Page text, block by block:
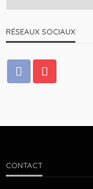
RÉSEAUX SOCIAUX
CONTACT